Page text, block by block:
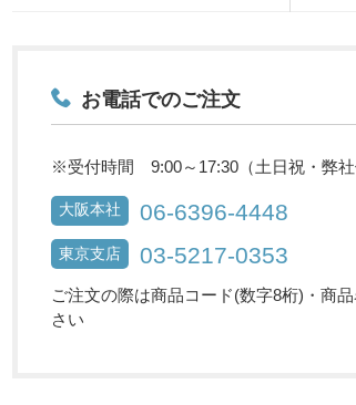
お電話でのご注文
※受付時間 9:00～17:30（土日祝・弊社
大阪本社 06-6396-4448
東京支店 03-5217-0353
ご注文の際は商品コード(数字8桁)・商
さい